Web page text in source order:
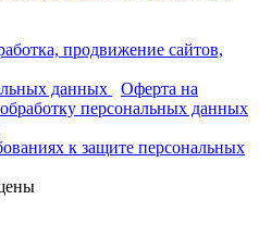
продвижение сайтов,
данных
Оферта на
персональных данных
к защите персональных